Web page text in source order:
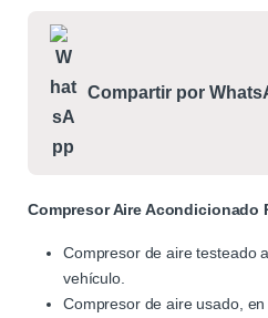
Compartir por
Compresor Aire Acondicionado
Compresor de aire testeado
vehículo.
Compresor de aire usado,